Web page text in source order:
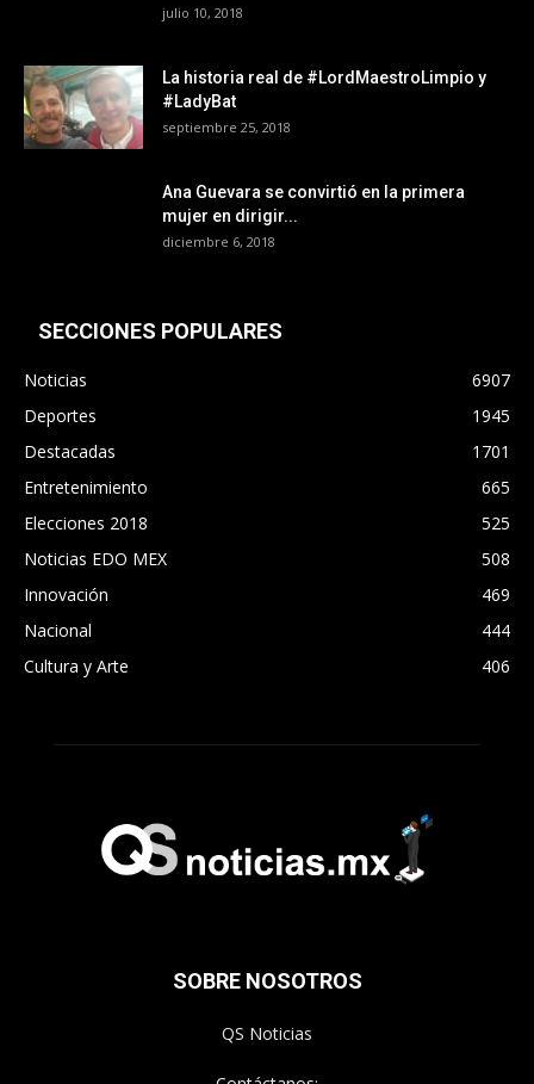
julio 10, 2018
La historia real de #LordMaestroLimpio y
#LadyBat
septiembre 25, 2018
Ana Guevara se convirtió en la primera
mujer en dirigir...
diciembre 6, 2018
SECCIONES POPULARES
Noticias
6907
Deportes
1945
Destacadas
1701
Entretenimiento
665
Elecciones 2018
525
Noticias EDO MEX
508
Innovación
469
Nacional
444
Cultura y Arte
406
SOBRE NOSOTROS
QS Noticias